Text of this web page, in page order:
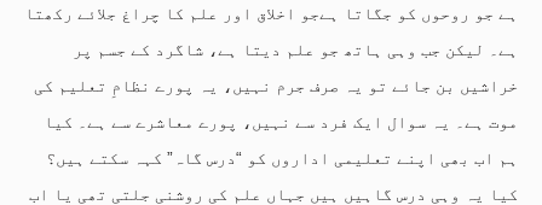
ہے جو روحوں کو جگاتا ہےجو اخلاق اور علم کا چراغ جلائے رکھتا
ہے۔ لیکن جب وہی ہاتھ جو علم دیتا ہے، شاگرد کے جسم پر
خراشیں بن جائے تو یہ صرف جرم نہیں، یہ پورے نظامِ تعلیم کی
موت ہے۔ یہ سوال ایک فرد سے نہیں، پورے معاشرے سے ہے۔ کیا
ہم اب بھی اپنے تعلیمی اداروں کو “درس گاہ” کہہ سکتے ہیں؟
کیا یہ وہی درس گاہیں ہیں جہاں علم کی روشنی جلتی تھی یا اب